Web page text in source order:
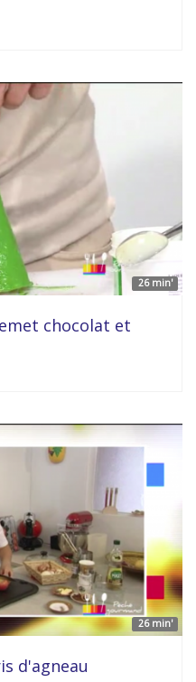
26 min'
chocolat et
26 min'
d'agneau